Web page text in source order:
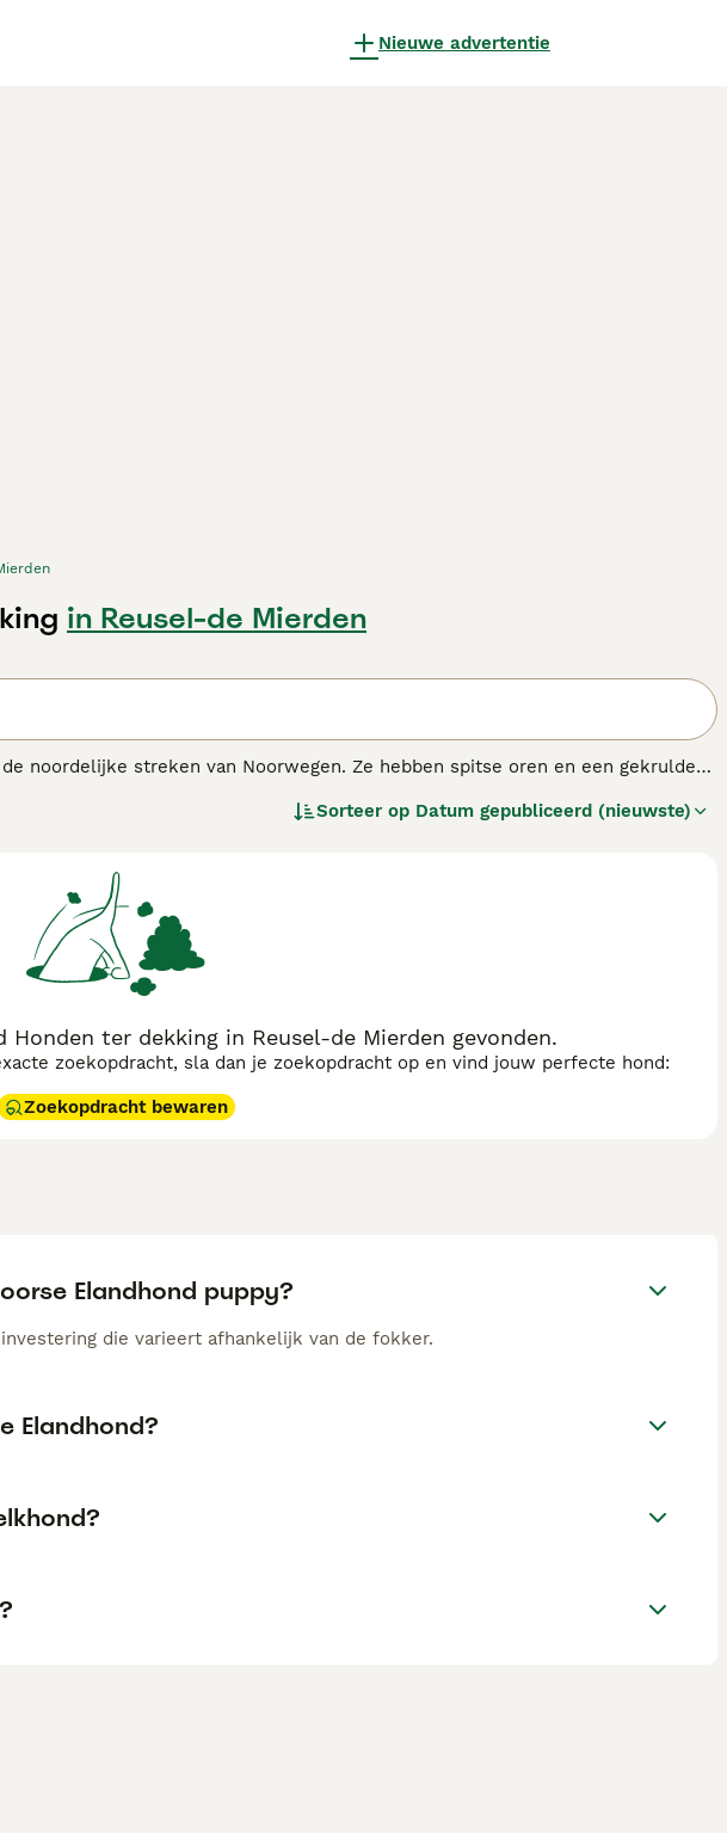
Nieuwe advertentie
in Reusel-de Mierden
noordelijke streken van Noorwegen. Ze hebben spitse oren en een gekrulde
familiehonden voor in een huiselijke omgeving.
Sorteer op Datum gepubliceerd (nieuwste)
Honden ter dekking in Reusel-de Mierden gevonden.
zoekopdracht, sla dan je zoekopdracht op en vind jouw perfecte hond:
Zoekopdracht bewaren
Elandhond puppy?
die varieert afhankelijk van de fokker.
Elandhond?